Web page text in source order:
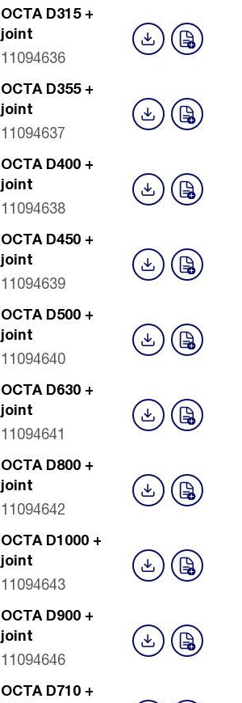
OCTA D315 +
joint
11094636
OCTA D355 +
joint
11094637
OCTA D400 +
joint
11094638
OCTA D450 +
joint
11094639
OCTA D500 +
joint
11094640
OCTA D630 +
joint
11094641
OCTA D800 +
joint
11094642
OCTA D1000 +
joint
11094643
OCTA D900 +
joint
11094646
OCTA D710 +